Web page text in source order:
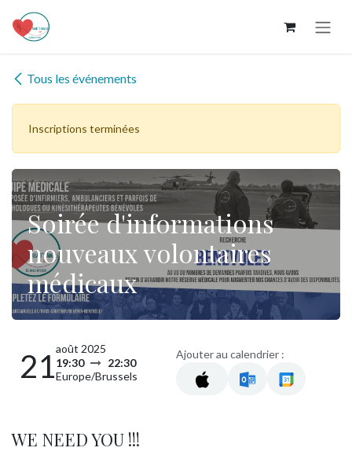
Se rendre au contenu
Tous les événements
Inscriptions terminées
Soirée d'informations
nouveaux volontaires
médicaux
21août 2025
19:30
22:30
Europe/Brussels
Ajouter au calendrier :
WE NEED YOU !!!